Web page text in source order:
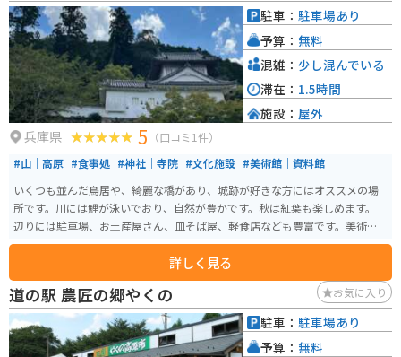
ツーリングがおすすめです。道の駅には広い駐車場も完備されているので安
心です。 周辺には、温泉施設や海水浴場などもあり、観光の拠点としても便
利です。
兵庫県 5 （口コミ1件）
#山｜高原 #食事処 #神社｜寺院 #文化施設 #美術館｜資料館
いくつも並んだ鳥居や、綺麗な橋があり、城跡が好きな方にはオススメの場
所です。川には鯉が泳いでおり、自然が豊かです。秋は紅葉も楽しめます。
辺りには駐車場、お土産屋さん、皿そば屋、軽食店なども豊富です。美術館
もすぐあります。辺りは田園や山道ですので、ツーリングにも最適です。
詳しく見る
駐車： 駐車場あり
予算： 無料
混雑： 少し混んでいる
滞在： 1.5時間
施設： 屋外
道の駅 農匠の郷やくの お気に入り
駐車： 駐車場あり
予算： 無料